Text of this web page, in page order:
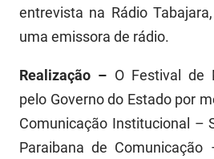
entrevista na Rádio
uma emissora de rádio.
Realização – O Festival de
pelo Governo do Estado por
Comunicação Institucional –
Paraibana de Comunicação